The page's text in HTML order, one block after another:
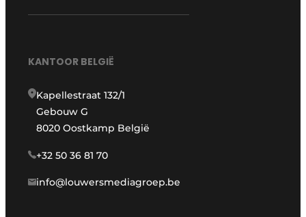
KANTOOR BELGIË
Kapellestraat 132/1
Gebouw G
8020 Oostkamp België
+32 50 36 81 70
info@louwersmediagroep.be